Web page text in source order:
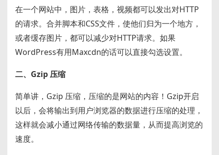
在一个网站中，图片，表格，视频都可以发出对HTTP
的请求。合并脚本和CSS文件，使他们归为一个地方，
或者缓存图片，都可以减少对HTTP请求。如果
WordPress有用Maxcdn的话可以直接勾选设置。
二、Gzip 压缩
简单讲，Gzip 压缩，压缩的是网站的内容！Gzip开启
以后，会将输出到用户浏览器的数据进行压缩的处理，
这样就会减小通过网络传输的数据量，从而提高浏览的
速度。